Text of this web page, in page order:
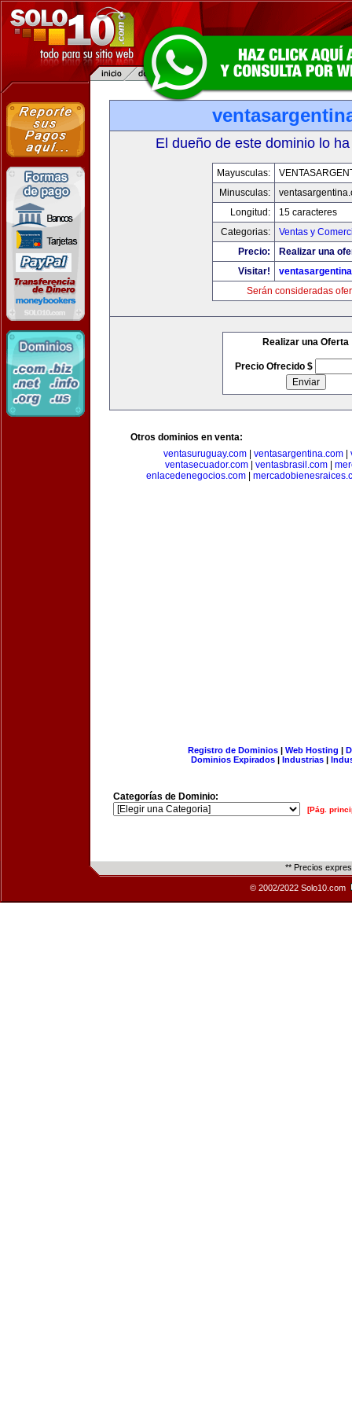
El dueño de este dominio lo
Mayusculas:
Minusculas:
Longitud:
15 caracteres
Categorias:
Ventas y
Precio:
Realizar una
Visitar!
Serán consideradas
Realizar una Oferta
Precio Ofrecido $
Otros dominios en venta:
ventasuruguay.com| ventasargentina.com|
ventasecuador.com| ventasbrasil.com|
enlacedenegocios.com|
Registro de Dominios| Web Hosting |
Dominios Expirados | Industrias |
Categorías de Dominio:
[Pág.
** Precios
© 2002/2022 Solo10.com